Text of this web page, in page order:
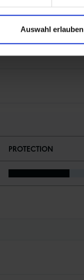
Auswahl erlauben
PROTECTION